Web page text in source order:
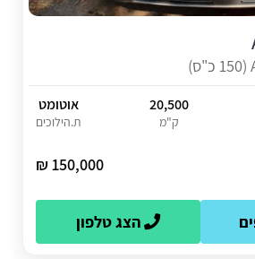
20,500
ק"מ
אוטומט
ת.הילוכים
150,000 ₪
הצג טלפון